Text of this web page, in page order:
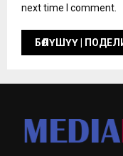
next time I comment.